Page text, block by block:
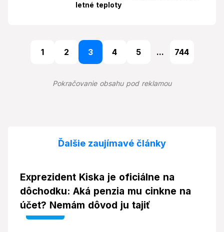
letné teploty
1 2 3 4 5 ... 744
Pokračovanie obsahu pod reklamou
Ďalšie zaujímavé články
Exprezident Kiska je oficiálne na
dôchodku: Aká penzia mu cinkne na
účet? Nemám dôvod ju tajiť
Video